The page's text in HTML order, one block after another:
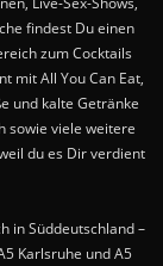
findest Du einen
zum Cocktails
mit All You Can Eat,
und kalte Getränke
sowie viele weitere
du es Dir verdient
in Süddeutschland –
Karlsruhe und A5